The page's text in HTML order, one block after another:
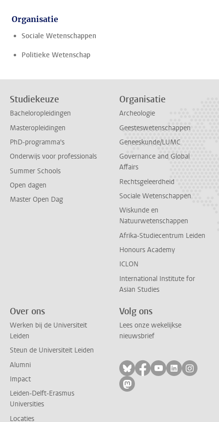
Organisatie
Sociale Wetenschappen
Politieke Wetenschap
Studiekeuze
Bacheloropleidingen
Masteropleidingen
PhD-programma's
Onderwijs voor professionals
Summer Schools
Open dagen
Master Open Dag
Organisatie
Archeologie
Geesteswetenschappen
Geneeskunde/LUMC
Governance and Global
Affairs
Rechtsgeleerdheid
Sociale Wetenschappen
Wiskunde en
Natuurwetenschappen
Afrika-Studiecentrum Leiden
Honours Academy
ICLON
International Institute for
Asian Studies
Over ons
Werken bij de Universiteit
Leiden
Steun de Universiteit Leiden
Alumni
Impact
Leiden-Delft-Erasmus
Universities
Locaties
Volg ons
Lees onze wekelijkse
nieuwsbrief
Volg ons op bluesky
Volg ons op
Volg ons op
Volg ons
Volg
Volg ons op mastodon